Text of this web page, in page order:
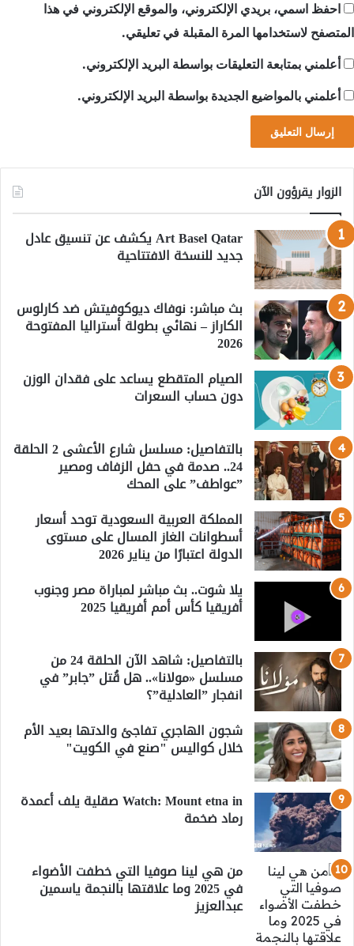
احفظ اسمي، بريدي الإلكتروني، والموقع الإلكتروني في هذا
المتصفح لاستخدامها المرة المقبلة في تعليقي.
أعلمني بمتابعة التعليقات بواسطة البريد الإلكتروني.
أعلمني بالمواضيع الجديدة بواسطة البريد الإلكتروني.
الزوار يقرؤون الآن
Art Basel Qatar يكشف عن تنسيق عادل
جديد للنسخة الافتتاحية
بث مباشر: نوفاك ديوكوفيتش ضد كارلوس
الكاراز – نهائي بطولة أستراليا المفتوحة
2026
الصيام المتقطع يساعد على فقدان الوزن
دون حساب السعرات
بالتفاصيل: مسلسل شارع الأعشى 2 الحلقة
24.. صدمة في حفل الزفاف ومصير
”عواطف” على المحك
المملكة العربية السعودية توحد أسعار
أسطوانات الغاز المسال على مستوى
الدولة اعتبارًا من يناير 2026
يلا شوت.. بث مباشر لمباراة مصر وجنوب
أفريقيا كأس أمم أفريقيا 2025
بالتفاصيل: شاهد الآن الحلقة 24 من
مسلسل «مولانا».. هل قُتل ”جابر” في
انفجار ”العادلية”؟
شجون الهاجري تفاجئ والدتها بعيد الأم
خلال كواليس "صنع في الكويت"
Watch: Mount etna in صقلية يلف أعمدة
رماد ضخمة
من هي لينا صوفيا التي خطفت الأضواء
في 2025 وما علاقتها بالنجمة ياسمين
عبدالعزيز